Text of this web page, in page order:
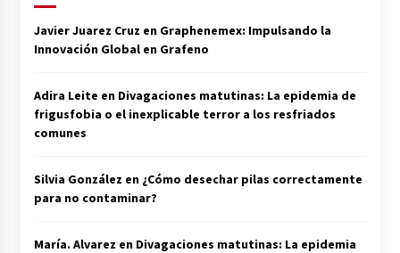
Javier Juarez Cruz en Graphenemex: Impulsando la
Innovación Global en Grafeno
Adira Leite en Divagaciones matutinas: La epidemia de
frigusfobia o el inexplicable terror a los resfriados
comunes
Silvia González en ¿Cómo desechar pilas correctamente
para no contaminar?
María. Alvarez en Divagaciones matutinas: La epidemia